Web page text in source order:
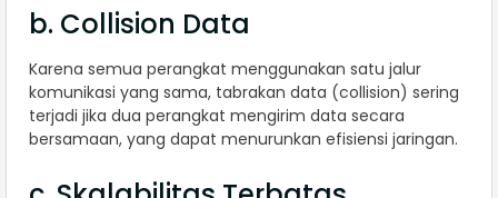
b. Collision Data
Karena semua perangkat menggunakan satu jalur
komunikasi yang sama, tabrakan data (collision) sering
terjadi jika dua perangkat mengirim data secara
bersamaan, yang dapat menurunkan efisiensi jaringan.